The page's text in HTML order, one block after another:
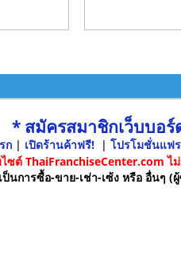
* สมัครสมาชิกเว็บบอ
ก| เปิดร้านค้าฟรี! | โปรโมชั่นแฟ
ไซต์ ThaiFranchiseCenter.com
ป็นการซื้อ-ขาย-เช่า-เซ้ง หรือ อื่น